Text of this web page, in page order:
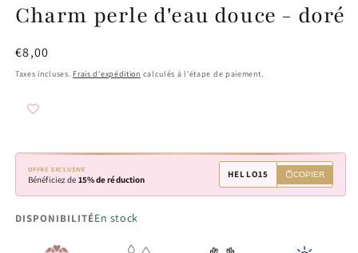
fenêtre
modale
Charm perle d'eau douce - doré
Prix
habituel
€8,00
Taxes incluses. Frais d'expédition calculés à l'étape de paiement.
OFFRE EXCLUSIVE
Bénéficiez de 15% de réduction HELLO15 COPIER
DISPONIBILITÉEn stock